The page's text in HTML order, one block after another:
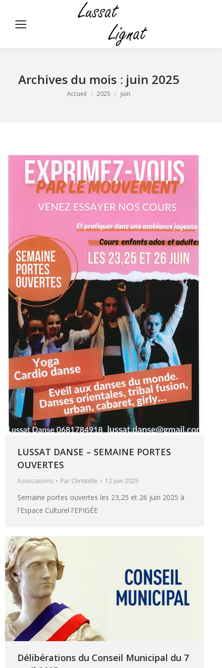
Archives du mois : juin 2025
Vous êtes ici :
Accueil 2025 juin
LUSSAT DANSE – SEMAINE PORTES
OUVERTES
Associations Par Christelle 12 juin 2025
Semaine portes ouvertes les 23,25 et 26 juin 2025 à
l'Espace Culturel l'EPIGÉE
Délibérations du Conseil Municipal du 7
Panneau de gestion des cookies